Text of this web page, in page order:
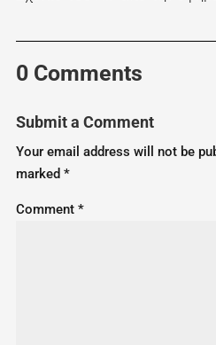
0 Comments
Submit a Comment
Your email address will not be
marked *
Comment *